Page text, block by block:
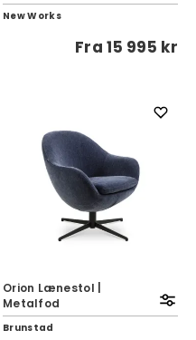
New Works
Fra15 995 kr
Orion Lænestol |
Metalfod
Brunstad